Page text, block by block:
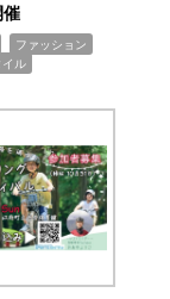
催
ファッション
イル